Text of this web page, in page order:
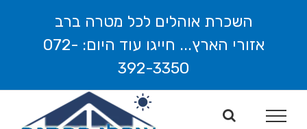
השכרת אוהלים לכל מטרה ברב
אזורי הארץ... חייגו עוד היום: 072-
392-3350